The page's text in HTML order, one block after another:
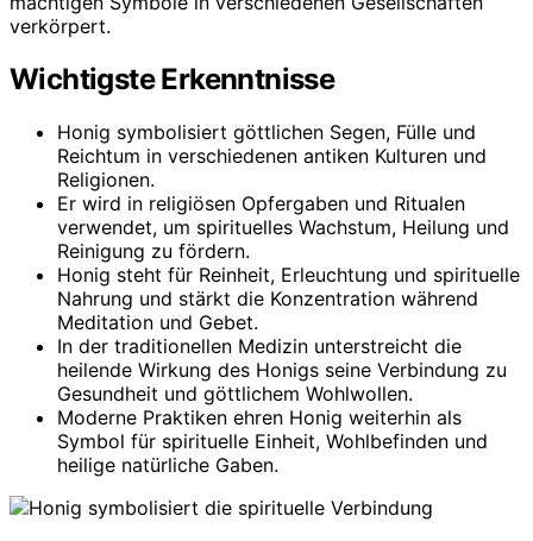
verkörpert.
Wichtigste Erkenntnisse
Honig symbolisiert göttlichen Segen, Fülle und
Reichtum in verschiedenen antiken Kulturen und
Religionen.
Er wird in religiösen Opfergaben und Ritualen
verwendet, um spirituelles Wachstum, Heilung und
Reinigung zu fördern.
Honig steht für Reinheit, Erleuchtung und spirituelle
Nahrung und stärkt die Konzentration während
Meditation und Gebet.
In der traditionellen Medizin unterstreicht die
heilende Wirkung des Honigs seine Verbindung zu
Gesundheit und göttlichem Wohlwollen.
Moderne Praktiken ehren Honig weiterhin als
Symbol für spirituelle Einheit, Wohlbefinden und
heilige natürliche Gaben.